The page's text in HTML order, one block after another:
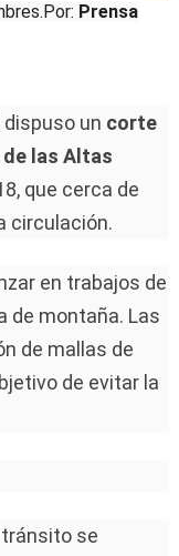
Por: Prensa
dispuso un corte
las Altas
que cerca de
circulación.
en trabajos de
de montaña. Las
de mallas de
de evitar la
se